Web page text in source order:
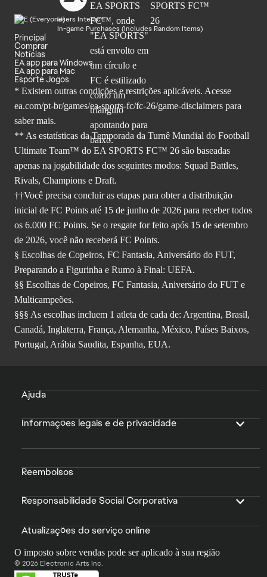
Users Interact
In-game Purchases (Includes Random Items)
Principal
Comprar
Notícias
EA app para Windows
EA app para Mac
Esporte Jogos
* Existem outras condições e restrições aplicáveis. Acesse
ea.com/pt-br/games/ea-sports-fc/fc-26/game-disclaimers para
saber mais.
** As estatísticas da Temporada da Turnê Mundial do Football
Ultimate Team™ do EA SPORTS FC™ 26 são baseadas
apenas na jogabilidade dos seguintes modos: Squad Battles,
Rivals, Champions e Draft.
††Você precisa concluir as etapas para obter a distribuição
inicial de FC Points até 15 de junho de 2026 para receber todos
os 6.000 FC Points. Se o resgate for feito após 15 de setembro
de 2026, você não receberá FC Points.
§ Escolhas de Copeiros, FC Fantasia, Aniversário do FUT,
Preparando a Figurinha e Rumo à Final: UEFA.
§§ Escolhas de Copeiros, FC Fantasia, Aniversário do FUT e
Multicampeões.
§§§ As escolhas incluem 1 atleta de cada de: Argentina, Brasil,
Canadá, Inglaterra, França, Alemanha, México, Países Baixos,
Portugal, Arábia Saudita, Espanha, EUA.
Ajuda
Informações legais e de privacidade
Reembolsos
Responsabilidade Social Corporativa
Atualizações do serviço online
O imposto sobre vendas pode ser aplicado à sua região
© 2026 Electronic Arts Inc.